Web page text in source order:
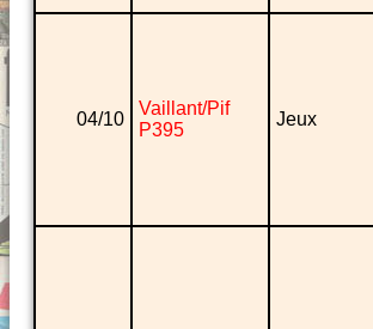
04/10
Vaillant/Pif
P395
Jeux